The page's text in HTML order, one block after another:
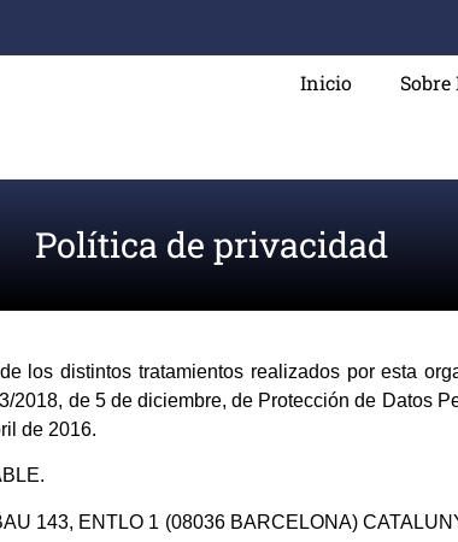
Inicio
Política de privacidad
los distintos tratamientos realizados por esta
de 5 de diciembre, de Protección de Datos
de 2016.
143, ENTLO 1 (08036 BARCELONA)